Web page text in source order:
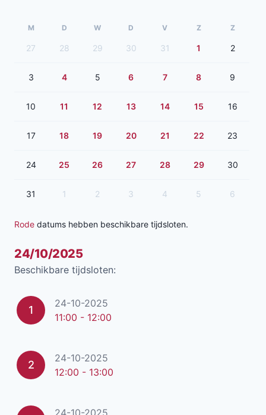
M D W D V Z Z
27 28 29 30 31 1 2
3 4 5 6 7 8 9
10 11 12 13 14 15 16
17 18 19 20 21 22 23
24 25 26 27 28 29 30
31 1 2 3 4 5 6
Rode datums hebben beschikbare tijdsloten.
24/10/2025
Beschikbare tijdsloten:
1
24-10-2025
11:00 - 12:00
2
24-10-2025
12:00 - 13:00
24-10-2025